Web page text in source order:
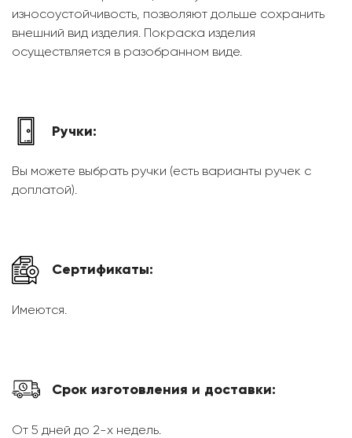
износоустойчивость, позволяют дольше сохранить
внешний вид изделия. Покраска изделия
осуществляется в разобранном виде.
Ручки:
Вы можете выбрать ручки (есть варианты ручек с
доплатой).
Сертификаты:
Имеются.
Срок изготовления и доставки:
От 5 дней до 2-х недель.